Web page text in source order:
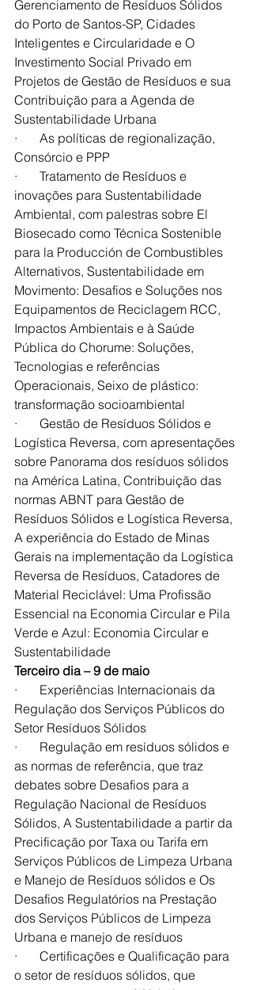
Gerenciamento de Resíduos Sólidos
do Porto de Santos-SP, Cidades
Inteligentes e Circularidade e O
Investimento Social Privado em
Projetos de Gestão de Resíduos e sua
Contribuição para a Agenda de
Sustentabilidade Urbana
·       As políticas de regionalização,
Consórcio e PPP
·       Tratamento de Resíduos e
inovações para Sustentabilidade
Ambiental, com palestras sobre El
Biosecado como Técnica Sostenible
para la Producción de Combustibles
Alternativos, Sustentabilidade em
Movimento: Desafios e Soluções nos
Equipamentos de Reciclagem RCC,
Impactos Ambientais e à Saúde
Pública do Chorume: Soluções,
Tecnologias e referências
Operacionais, Seixo de plástico:
transformação socioambiental
·       Gestão de Resíduos Sólidos e
Logística Reversa, com apresentações
sobre Panorama dos resíduos sólidos
na América Latina, Contribuição das
normas ABNT para Gestão de
Resíduos Sólidos e Logística Reversa,
A experiência do Estado de Minas
Gerais na implementação da Logística
Reversa de Resíduos, Catadores de
Material Reciclável: Uma Profissão
Essencial na Economia Circular e Pila
Verde e Azul: Economia Circular e
Sustentabilidade
Terceiro dia – 9 de maio
·       Experiências Internacionais da
Regulação dos Serviços Públicos do
Setor Resíduos Sólidos
·       Regulação em resíduos sólidos e
as normas de referência, que traz
debates sobre Desafios para a
Regulação Nacional de Resíduos
Sólidos, A Sustentabilidade a partir da
Precificação por Taxa ou Tarifa em
Serviços Públicos de Limpeza Urbana
e Manejo de Resíduos sólidos e Os
Desafios Regulatórios na Prestação
dos Serviços Públicos de Limpeza
Urbana e manejo de resíduos
·       Certificações e Qualificação para
o setor de resíduos sólidos, que